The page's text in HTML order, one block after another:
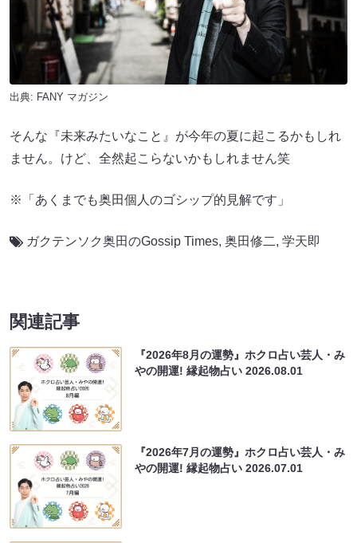
出典: FANY マガジン
そんな『未来みたいなこと』が今年の夏に起こるかもしれ
ません。けど、全然起こらないかもしれません笑
※「あくまでも奥田個人のゴシップ的見解です」
ガクテンソク奥田のGossip Times, 奥田修二, 学天即
関連記事
『2026年8月の運勢』ホクロ占い芸人・み
やの開運! 縁起物占い2026.08.01
『2026年7月の運勢』ホクロ占い芸人・み
やの開運! 縁起物占い2026.07.01